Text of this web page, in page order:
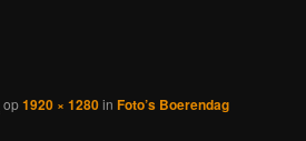
op1920 × 1280inFoto’s Boerendag